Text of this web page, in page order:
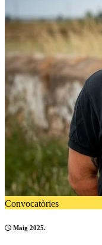
Convocatòries
Maig 2025.